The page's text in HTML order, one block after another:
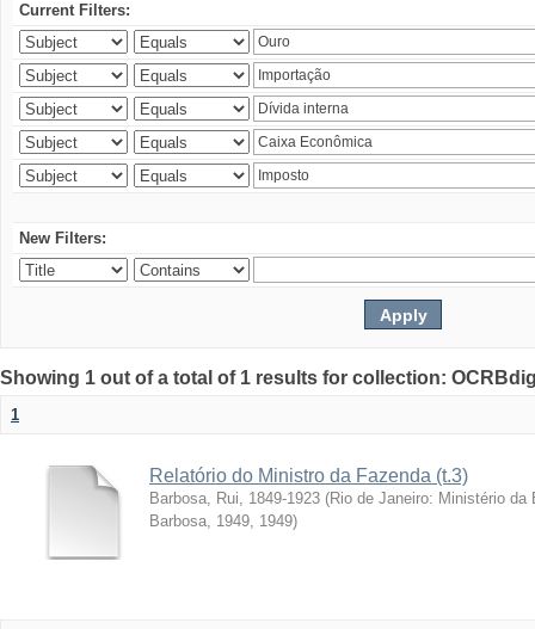
Current Filters:
New Filters:
Showing 1 out of a total of 1 results for collection:
1
Relatório do Ministro da Fazenda (t.3)
Barbosa, Rui, 1849-1923 (Rio de Janeiro: Ministério
Barbosa, 1949, 1949)